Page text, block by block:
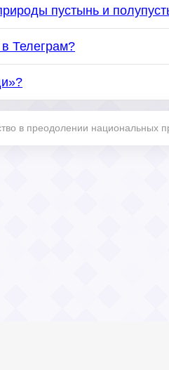
пустынь и
Телеграм?
в преодолении национальных